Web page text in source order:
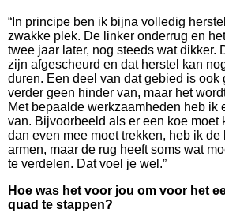
“In principe ben ik bijna volledig
zwakke plek. De linker onderrug en
twee jaar later, nog steeds wat dikker.
zijn afgescheurd en dat herstel kan
duren. Een deel van dat gebied is ook
verder geen hinder van, maar het
Met bepaalde werkzaamheden heb ik
van. Bijvoorbeeld als er een koe moet
dan even mee moet trekken, heb ik de
armen, maar de rug heeft soms wat
te verdelen. Dat voel je wel.”
Hoe was het voor jou om voor het
quad te stappen?